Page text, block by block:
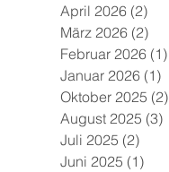
April 2026 (2)
März 2026 (2)
Februar 2026 (1)
Januar 2026 (1)
Oktober 2025 (2)
August 2025 (3)
Juli 2025 (2)
Juni 2025 (1)